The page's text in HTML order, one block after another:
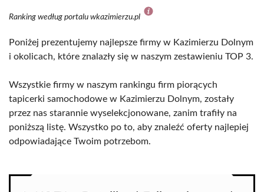
Ranking według portalu wkazimierzu.pl
Poniżej prezentujemy najlepsze firmy w Kazimierzu Dolnym
i okolicach, które znalazły się w naszym zestawieniu TOP 3.
Wszystkie firmy w naszym rankingu firm piorących
tapicerki samochodowe w Kazimierzu Dolnym, zostały
przez nas starannie wyselekcjonowane, zanim trafiły na
poniższą listę. Wszystko po to, aby znaleźć oferty najlepiej
odpowiadające Twoim potrzebom.